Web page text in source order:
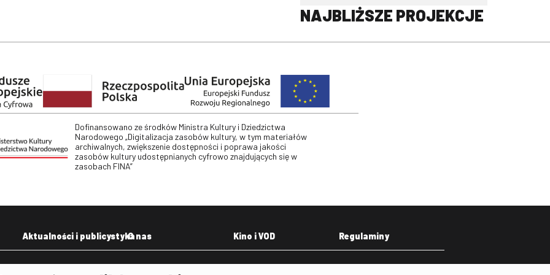
NAJBLIŻSZE PROJEKCJE
Dofinansowano ze środków Ministra Kultury i Dziedzictwa
Narodowego „Digitalizacja zasobów kultury, w tym materiałów
archiwalnych, zwiększenie dostępności i poprawa jakości
zasobów kultury udostępnianych cyfrowo znajdujących się w
zasobach FINA”
Aktualności i publicystyka
Aktualności
O nas Kino i VOD Regulaminy